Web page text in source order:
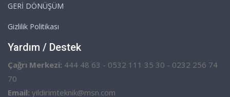
GERİ DÖNÜŞÜM
Gizlilik Politikası
Yardım / Destek
Çağrı Merkezi: 444 48 63 - 0532 111 35 30 - 0232 256 74
70
Email: yildirimteknik@msn.com